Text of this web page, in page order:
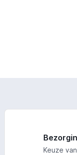
Keuze van